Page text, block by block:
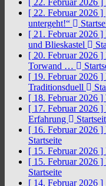
[ 22. Februar 2026 ]
[ 22. Februar 2026 ]
untergeht!“
[ 21. Februar 2026 ]
und Blieskastel
[ 20. Februar 2026 ]
Torwand …
[ 19. Februar 2026 ]
Traditionsduell
[ 18. Februar 2026 ]
[ 17. Februar 2026 ]
Erfahrung
[ 16. Februar 2026 ]
Startseite
[ 15. Februar 2026 ]
[ 15. Februar 2026 ]
Startseite
[ 14. Februar 2026 ]